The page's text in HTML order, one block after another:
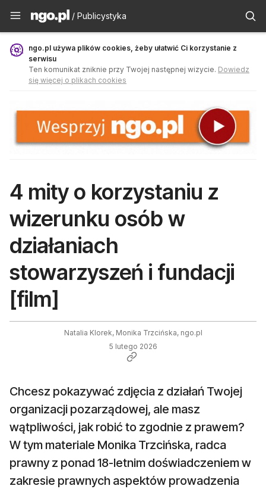
Publicystyka - ngo.pl
/ Publicystyka
ngo.pl używa plików cookies, żeby ułatwić Ci korzystanie z
serwisu
Ten komunikat zniknie przy Twojej następnej wizycie. Dowiedz
się więcej o plikach cookies
4 mity o korzystaniu z
wizerunku osób w
działaniach
stowarzyszeń i fundacji
[film]
Natalia Klorek, Monika Trzcińska, ngo.pl
5 lutego 2026
Chcesz pokazywać zdjęcia z działań Twojej
organizacji pozarządowej, ale masz
wątpliwości, jak robić to zgodnie z prawem?
W tym materiale Monika Trzcińska, radca
prawny z ponad 18-letnim doświadczeniem w
zakresie prawnych aspektów prowadzenia